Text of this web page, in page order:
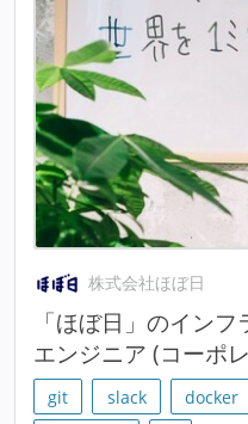
株式会社ほぼ日
「ほぼ日」のイン
エンジニア (コーポ
git slack docker